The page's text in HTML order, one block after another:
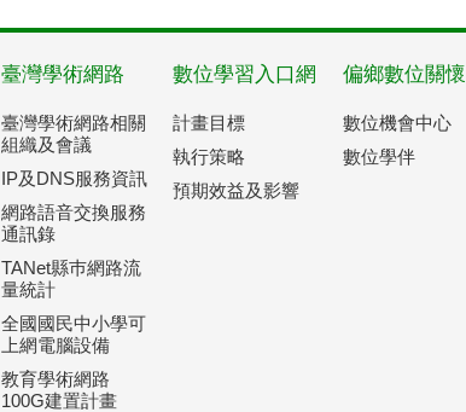
臺灣學術網路
臺灣學術網路相關
組織及會議
IP及DNS服務資訊
網路語音交換服務
通訊錄
TANet縣巿網路流
量統計
全國國民中小學可
上網電腦設備
教育學術網路
100G建置計畫
數位學習入口網
計畫目標
執行策略
預期效益及影響
偏鄉數位關懷
數位機會中心
數位學伴